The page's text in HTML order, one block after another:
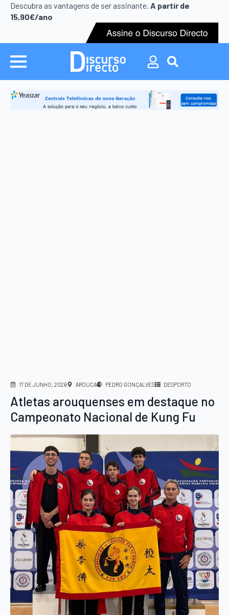
Descubra as vantagens de ser assinante. A partir de
15,90€/ano
Search
for:
Search
17 DE JUNHO, 2026 AROUCA PEDRO GONÇALVES DESPORTO
Atletas arouquenses em destaque no
Campeonato Nacional de Kung Fu